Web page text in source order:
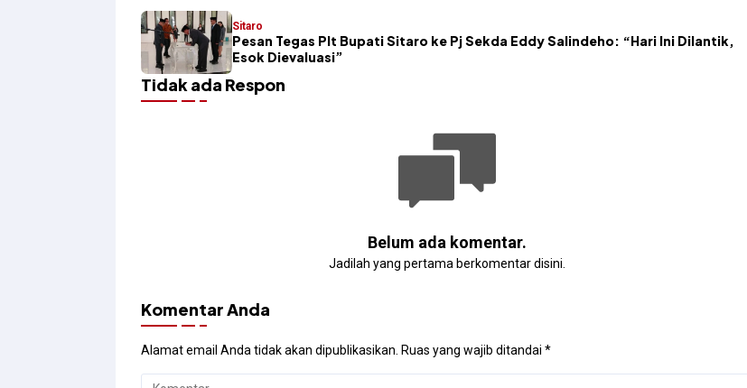
Sitaro
Pesan Tegas Plt Bupati Sitaro ke Pj Sekda Eddy Salindeho: “Hari Ini Dilantik,
Esok Dievaluasi”
Tidak ada Respon
Belum ada komentar.
Jadilah yang pertama berkomentar disini.
Komentar Anda
Alamat email Anda tidak akan dipublikasikan. Ruas yang wajib ditandai *